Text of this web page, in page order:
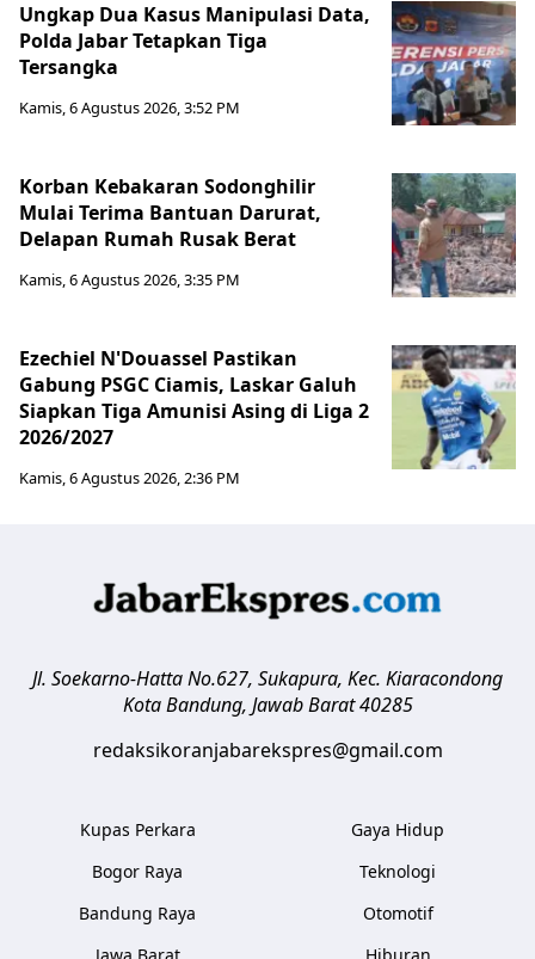
Ungkap Dua Kasus Manipulasi Data,
Polda Jabar Tetapkan Tiga
Tersangka
Kamis, 6 Agustus 2026, 3:52 PM
Korban Kebakaran Sodonghilir
Mulai Terima Bantuan Darurat,
Delapan Rumah Rusak Berat
Kamis, 6 Agustus 2026, 3:35 PM
Ezechiel N'Douassel Pastikan
Gabung PSGC Ciamis, Laskar Galuh
Siapkan Tiga Amunisi Asing di Liga 2
2026/2027
Kamis, 6 Agustus 2026, 2:36 PM
Jl. Soekarno-Hatta No.627, Sukapura, Kec. Kiaracondong
Kota Bandung, Jawab Barat 40285
redaksikoranjabarekspres@gmail.com
Kupas Perkara
Bogor Raya
Bandung Raya
Gaya Hidup
Teknologi
Otomotif